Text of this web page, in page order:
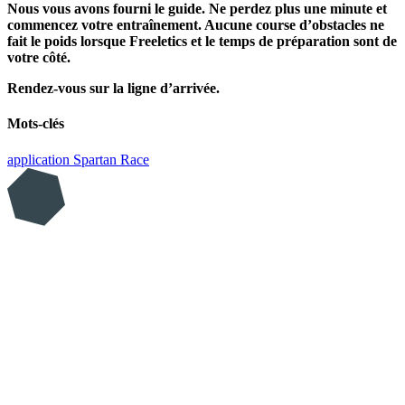
Nous vous avons fourni le guide. Ne perdez plus une minute et
commencez votre entraînement. Aucune course d’obstacles ne
fait le poids lorsque Freeletics et le temps de préparation sont de
votre côté.
Rendez-vous sur la ligne d’arrivée.
Mots-clés
application Spartan Race